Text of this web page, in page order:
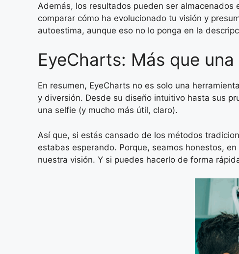
Además, los resultados pueden ser
comparar cómo ha evolucionado tu visión y
autoestima, aunque eso no lo ponga en la
EyeCharts: Más que
En resumen, EyeCharts no es solo una
y diversión. Desde su diseño intuitivo hasta sus
una selfie (y mucho más útil, claro).
Así que, si estás cansado de los métodos
estabas esperando. Porque, seamos honestos,
nuestra visión. Y si puedes hacerlo de forma